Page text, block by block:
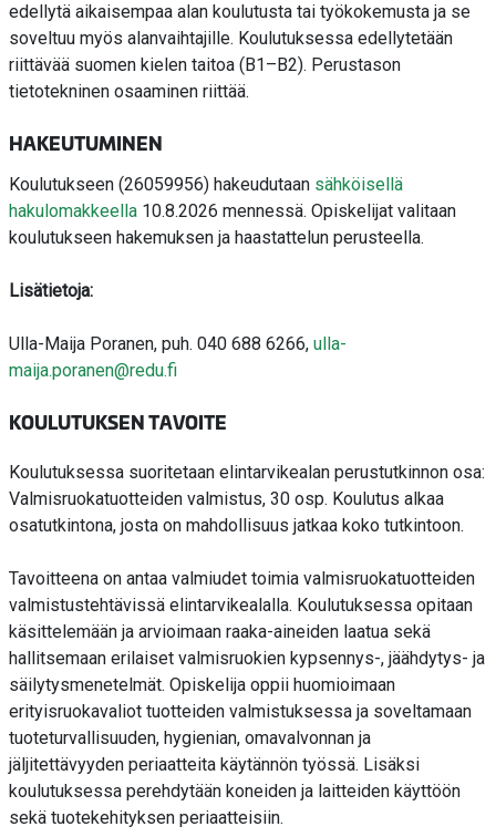
edellytä aikaisempaa alan koulutusta tai työkokemusta ja se
soveltuu myös alanvaihtajille. Koulutuksessa edellytetään
riittävää suomen kielen taitoa (B1–B2). Perustason
tietotekninen osaaminen riittää.
HAKEUTUMINEN
Koulutukseen (26059956) hakeudutaan sähköisellä
hakulomakkeella 10.8.2026 mennessä. Opiskelijat valitaan
koulutukseen hakemuksen ja haastattelun perusteella.
Lisätietoja:
Ulla-Maija Poranen, puh. 040 688 6266, ulla-
maija.poranen@redu.fi
KOULUTUKSEN TAVOITE
Koulutuksessa suoritetaan elintarvikealan perustutkinnon osa:
Valmisruokatuotteiden valmistus, 30 osp. Koulutus alkaa
osatutkintona, josta on mahdollisuus jatkaa koko tutkintoon.
Tavoitteena on antaa valmiudet toimia valmisruokatuotteiden
valmistustehtävissä elintarvikealalla. Koulutuksessa opitaan
käsittelemään ja arvioimaan raaka-aineiden laatua sekä
hallitsemaan erilaiset valmisruokien kypsennys-, jäähdytys- ja
säilytysmenetelmät. Opiskelija oppii huomioimaan
erityisruokavaliot tuotteiden valmistuksessa ja soveltamaan
tuoteturvallisuuden, hygienian, omavalvonnan ja
jäljitettävyyden periaatteita käytännön työssä. Lisäksi
koulutuksessa perehdytään koneiden ja laitteiden käyttöön
sekä tuotekehityksen periaatteisiin.